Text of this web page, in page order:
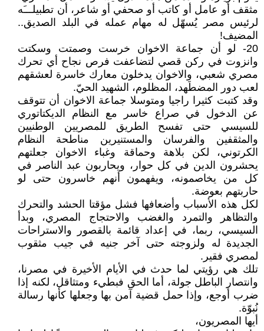
مثقف أو عامل أو كاتب أو صحفي أو شاعر، أن تطبيلـــَه
لرئيس مصر يُسهّل له مهام عمله في البلد الصديق..
المضيف!
20- لو أن جماعة الاخوان خرست وصمتت وسكتت
وانزوت في ركن قصي لتضاعفت فرص نجاح أي تحرك
مصري شعبي، والاخوان يدخلون معارك خاسرة لعشقهم
لعب دور المضطَهد، المظلوم، الشهيد الحيّ.
وقد كتبت كثيرا راجيا ومتوسلا جماعة الاخوان أن تتوقف
عن الدخول في صراع خاسر مع النظام الديكتاتوري
للسيسي حتى تفسح الطريق للمصريين الوطنيين
والمثقفين والفرسان والمستنيرين مناطحة النظام
الكرتوني، لكن بلاهة وحماقة وغباء الاخوان جعلتهم
يحشرون الدين في كل حوار، ويحاربون عبد الناصر في
كل من يخاصمونه، ويفهمون أنهم خاسرون حتى لو
حاربتهم بعوضة.
لكل هذه الأسباب وأضعافها فشل مؤقتا الحشد والتحرك
والتظاهر والتمرد والغضب والاحتجاج المصري، وبدأ
السيسي، ربما، في إعداد قائمة بالقصور والاستراحات
الجديدة له ولزوجته حتى آخر جنيه في جيب مثقوب
لمصري فقير.
تلك هي رؤيتي لما حدث في الأيام الأخيرة في مصرنا،
وانتصار الباطل جولة، أما الحق فبطيء ومتثاقل، لكنه إذا
ضرب أوجع، وإذا حمل قضية آمن بها وجعلها كأنها رسالة
نُبوّة.
أيها المصريون،